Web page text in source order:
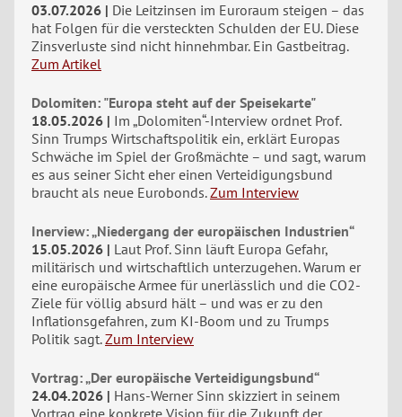
03.07.2026
Die Leitzinsen im Euroraum steigen – das
hat Folgen für die versteckten Schulden der EU. Diese
Zinsverluste sind nicht hinnehmbar. Ein Gastbeitrag.
Zum Artikel
Dolomiten: "Europa steht auf der Speisekarte"
18.05.2026
Im „Dolomiten“-Interview ordnet Prof.
Sinn Trumps Wirtschaftspolitik ein, erklärt Europas
Schwäche im Spiel der Großmächte – und sagt, warum
es aus seiner Sicht eher einen Verteidigungsbund
braucht als neue Eurobonds. Zum Interview
Inerview: „Niedergang der europäischen Industrien“
15.05.2026
Laut Prof. Sinn läuft Europa Gefahr,
militärisch und wirtschaftlich unterzugehen. Warum er
eine europäische Armee für unerlässlich und die CO2-
Ziele für völlig absurd hält – und was er zu den
Inflationsgefahren, zum KI-Boom und zu Trumps
Politik sagt. Zum Interview
Vortrag: „Der europäische Verteidigungsbund“
24.04.2026
Hans-Werner Sinn skizziert in seinem
Vortrag eine konkrete Vision für die Zukunft der